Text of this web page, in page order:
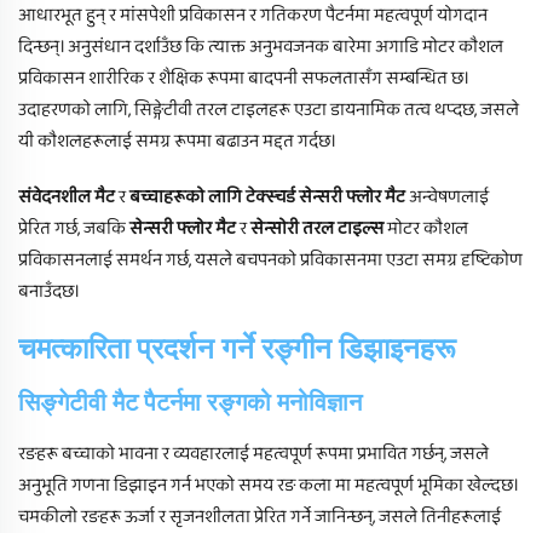
आधारभूत हुन् र मांसपेशी प्रविकासन र गतिकरण पैटर्नमा महत्वपूर्ण योगदान
दिन्छन्। अनुसंधान दर्शाउँछ कि त्याक्त अनुभवजनक बारेमा अगाडि मोटर कौशल
प्रविकासन शारीरिक र शैक्षिक रूपमा बादपनी सफलतासँग सम्बन्धित छ।
उदाहरणको लागि, सिङ्गेटीवी तरल टाइलहरू एउटा डायनामिक तत्व थप्दछ, जसले
यी कौशलहरूलाई समग्र रूपमा बढाउन मद्दत गर्दछ।
संवेदनशील मैटरबच्चाहरूको लागि टेक्स्चर्ड सेन्सरी फ्लोर मैटअन्वेषणलाई
प्रेरित गर्छ, जबकिसेन्सरी फ्लोर मैटरसेन्सोरी तरल टाइल्समोटर कौशल
प्रविकासनलाई समर्थन गर्छ, यसले बचपनको प्रविकासनमा एउटा समग्र दृष्टिकोण
बनाउँदछ।
चमत्कारिता प्रदर्शन गर्ने रङ्गीन डिझाइनहरू
सिङ्गेटीवी मैट पैटर्नमा रङ्गको मनोविज्ञान
रङहरू बच्चाको भावना र व्यवहारलाई महत्वपूर्ण रूपमा प्रभावित गर्छन्, जसले
अनुभूति गणना डिझाइन गर्न भएको समय रङ कला मा महत्वपूर्ण भूमिका खेल्दछ।
चमकीलो रङहरू ऊर्जा र सृजनशीलता प्रेरित गर्ने जानिन्छन्, जसले तिनीहरूलाई